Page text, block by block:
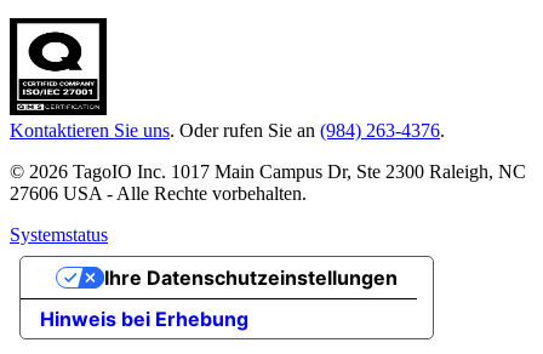
Kontaktieren Sie uns. Oder rufen Sie an (984) 263-4376.
© 2026 TagoIO Inc. 1017 Main Campus Dr, Ste 2300 Raleigh, NC
27606 USA - Alle Rechte vorbehalten.
Systemstatus
Hinweis bei Erhebung
Ihre Datenschutzeinstellungen